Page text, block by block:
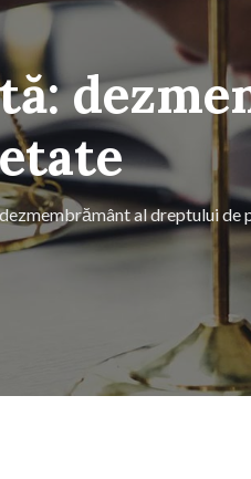
dezmembrământ al dreptului de